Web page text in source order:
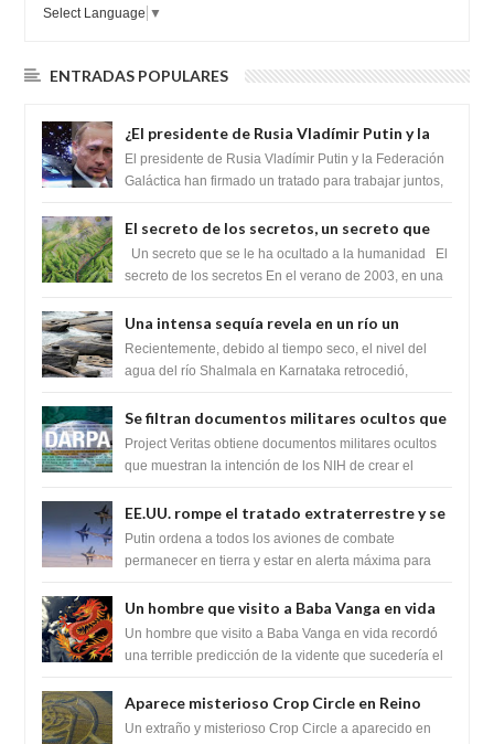
Select Language ▼
ENTRADAS POPULARES
¿El presidente de Rusia Vladímir Putin y la
Federación Galactica han firmado un
tratado para acabar con los Sionistas?
El presidente de Rusia Vladímir Putin y la Federación
Galáctica han firmado un tratado para trabajar juntos,
El secreto de los secretos, un secreto que
cambiaría por completo el destino de la
humanidad
Un secreto que se le ha ocultado a la humanidad El
secreto de los secretos En el verano de 2003, en una
Una intensa sequía revela en un río un
impresionante hallazgo de miles de Shiva
Lingas
Recientemente, debido al tiempo seco, el nivel del
agua del río Shalmala en Karnataka retrocedió,
Se filtran documentos militares ocultos que
muestran la intención de los NIH de crear el
SARS-CoV-2, utilizando la investigación de
Project Veritas obtiene documentos militares ocultos
que muestran la intención de los NIH de crear el
EE.UU. rompe el tratado extraterrestre y se
prepara para destruir el misterioso satélite
"Caballero Negro"
Putin ordena a todos los aviones de combate
permanecer en tierra y estar en alerta máxima para
Un hombre que visito a Baba Vanga en vida
recordó la terrible predicción de la vidente
para febrero de 2022.
Un hombre que visito a Baba Vanga en vida recordó
una terrible predicción de la vidente que sucedería el
Aparece misterioso Crop Circle en Reino
Unido 23 de junio 2016
Un extraño y misterioso Crop Circle a aparecido en